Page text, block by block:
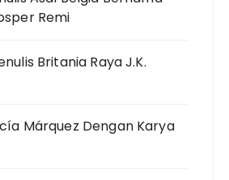
Remi
Britania Raya J.K.
Márquez Dengan Karya